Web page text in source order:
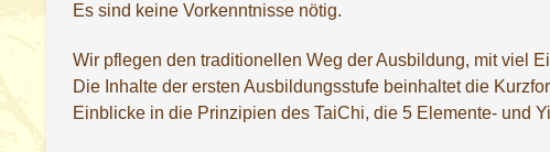
Es sind keine Vorkenntnisse nötig.
Wir pflegen den traditionellen Weg der Ausbildung, mit viel
Die Inhalte der ersten Ausbildungsstufe beinhaltet die
Einblicke in die Prinzipien des TaiChi, die 5 Elemente- und